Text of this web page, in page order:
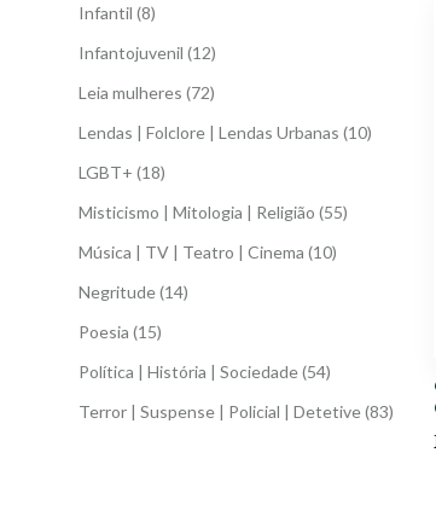
Infantil (8)
Infantojuvenil (12)
Leia mulheres (72)
Lendas | Folclore | Lendas Urbanas (10)
LGBT+ (18)
Misticismo | Mitologia | Religião (55)
Música | TV | Teatro | Cinema (10)
Negritude(14)
Poesia (15)
Política | História | Sociedade(54)
Terror | Suspense | Policial | Detetive(83)